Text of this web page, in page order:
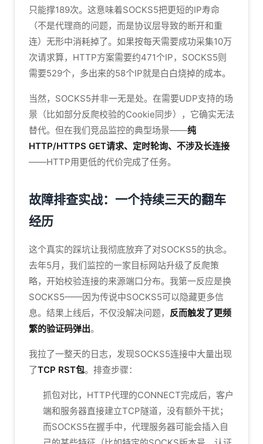
只能撑189次。这意味着SOCKS5把更短的IP寿命
（不是代理商的问题，而是协议层导致的断开和重
连）无形中消耗掉了。如果按每天需要成功采集10万
次请求算，HTTP方案需要约471个IP，SOCKS5则
需要529个，多出来的58个IP就是白白烧掉的成本。
当然，SOCKS5并非一无是处。在需要UDP支持的场
景（比如部分反爬校验的Cookie同步），它确实无法
替代。但在我们竞品监控的典型场景——纯
HTTP/HTTPS GET请求、定时轮询、不涉及长连接
——HTTP用更低的代价完成了任务。
故障排查实战：一个持续三天的翻车
经历
这个真实的踩坑让我彻底放弃了对SOCKS5的执念。
去年5月，我们监控的一家目标网站升级了反爬策
略，开始校验连接的来源端口分布。我第一反应是换
SOCKS5——因为传说中SOCKS5可以隐藏更多信
息。结果上线后，不仅没解决问题， 反而触发了更频
繁的验证码弹出。
我拉了一整天的日志，发现SOCKS5连接中大量出现
了TCP RST包。排查步骤：
抓包对比，HTTP代理的CONNECT完成后，客户
端和服务器直接建立TCP隧道，没有额外干扰；
而SOCKS5在握手中，代理服务器可能会插入自